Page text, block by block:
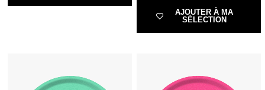
AJOUTER À MA
SÉLECTION